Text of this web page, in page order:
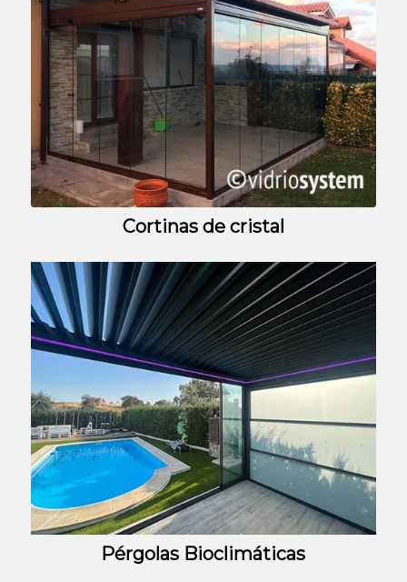
Cortinas de cristal
Pérgolas Bioclimáticas